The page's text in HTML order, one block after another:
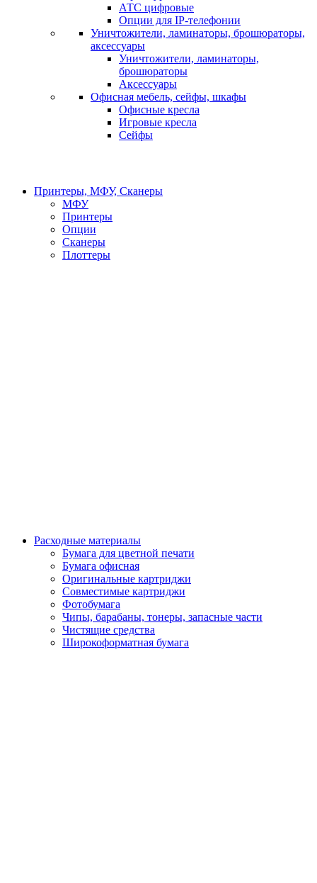
АТС цифровые
Опции для IP-телефонии
Уничтожители, ламинаторы, брошюраторы,
аксессуары
Уничтожители, ламинаторы,
брошюраторы
Аксессуары
Офисная мебель, сейфы, шкафы
Офисные кресла
Игровые кресла
Сейфы
Принтеры, МФУ, Сканеры
МФУ
Принтеры
Опции
Сканеры
Плоттеры
Расходные материалы
Бумага для цветной печати
Бумага офисная
Оригинальные картриджи
Совместимые картриджи
Фотобумага
Чипы, барабаны, тонеры, запасные части
Чистящие средства
Широкоформатная бумага